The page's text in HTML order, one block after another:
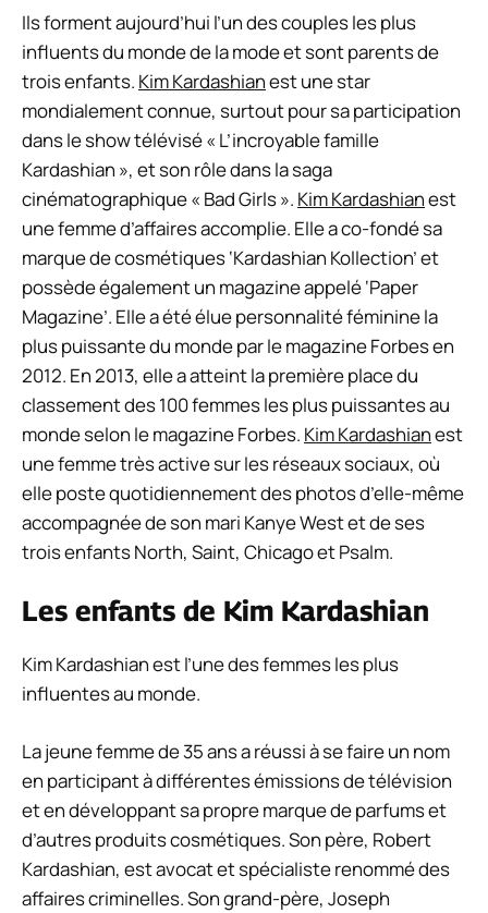
Ils forment aujourd’hui l’un des couples les plus
influents du monde de la mode et sont parents de
trois enfants. Kim Kardashianest une star
mondialement connue, surtout pour sa participation
dans le show télévisé « L’incroyable famille
Kardashian », et son rôle dans la saga
cinématographique « Bad Girls ». Kim Kardashianest
une femme d’affaires accomplie. Elle a co-fondé sa
marque de cosmétiques ‘Kardashian Kollection’ et
possède également un magazine appelé ‘Paper
Magazine’. Elle a été élue personnalité féminine la
plus puissante du monde par le magazine Forbes en
2012. En 2013, elle a atteint la première place du
classement des 100 femmes les plus puissantes au
monde selon le magazine Forbes. Kim Kardashianest
une femme très active sur les réseaux sociaux, où
elle poste quotidiennement des photos d’elle-même
accompagnée de son mari Kanye West et de ses
trois enfants North, Saint, Chicago et Psalm.
Les enfants de Kim Kardashian
Kim Kardashian est l’une des femmes les plus
influentes au monde.
La jeune femme de 35 ans a réussi à se faire un nom
en participant à différentes émissions de télévision
et en développant sa propre marque de parfums et
d’autres produits cosmétiques. Son père, Robert
Kardashian, est avocat et spécialiste renommé des
affaires criminelles. Son grand-père, Joseph